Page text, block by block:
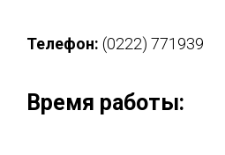
Телефон: (0222) 771939
Время работы: